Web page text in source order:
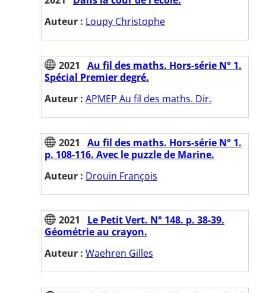
Auteur : Loupy Christophe
2021
Au fil des maths. Hors-série N° 1.
Spécial Premier degré.
Auteur : APMEP Au fil des maths. Dir.
2021
Au fil des maths. Hors-série N° 1.
p. 108-116. Avec le puzzle de Marine.
Auteur : Drouin François
2021
Le Petit Vert. N° 148. p. 38-39.
Géométrie au crayon.
Auteur : Waehren Gilles